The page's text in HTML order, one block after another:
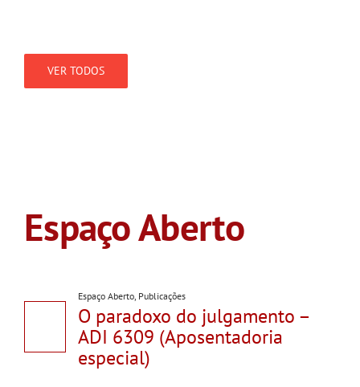
VER TODOS
Espaço Aberto
Espaço Aberto Publicações
O paradoxo do julgamento –
ADI 6309 (Aposentadoria
especial)